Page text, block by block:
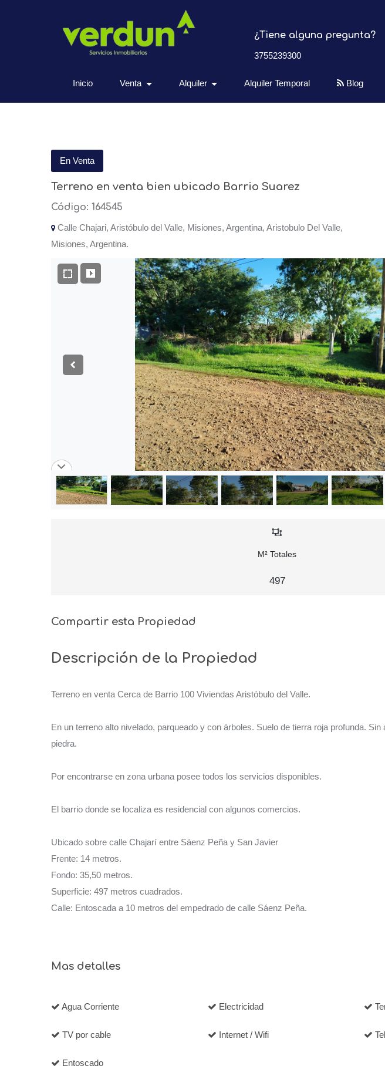
¿Tiene alguna pregunta?
3755239300
Inicio Venta Alquiler Alquiler Temporal Blog
En Venta
Terreno en venta bien ubicado Barrio Suarez
Código: 164545
Calle Chajari, Aristóbulo del Valle, Misiones, Argentina, Aristobulo Del Valle,
Misiones, Argentina.
M² Totales
497
Compartir esta Propiedad
Descripción de la Propiedad
Terreno en venta Cerca de Barrio 100 Viviendas Aristóbulo del Valle.
En un terreno alto nivelado, parqueado y con árboles. Suelo de tierra roja profunda. Sin
piedra.
Por encontrarse en zona urbana posee todos los servicios disponibles.
El barrio donde se localiza es residencial con algunos comercios.
Ubicado sobre calle Chajarí entre Sáenz Peña y San Javier
Frente: 14 metros.
Fondo: 35,50 metros.
Superficie: 497 metros cuadrados.
Calle: Entoscada a 10 metros del empedrado de calle Sáenz Peña.
Mas detalles
Agua Corriente Electricidad
TV por cable Internet / Wifi
Entoscado